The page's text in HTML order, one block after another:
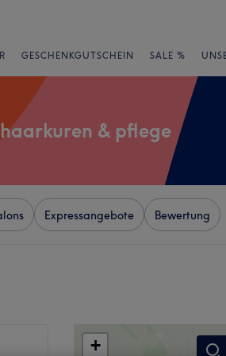
GESCHENKGUTSCHEIN SALE %
& pflege
Expressangebote Bewertung
+